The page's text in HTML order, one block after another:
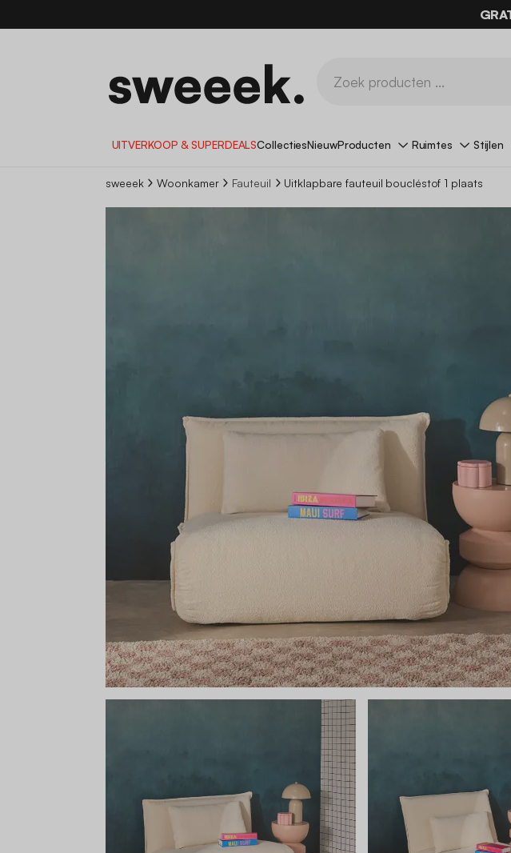
UITVERKOOP & SUPERDEALSCollectiesNieuwProducten Ruimtes Stijlen
sweeek Woonkamer Fauteuil Uitklapbare fauteuil boucléstof 1 plaats